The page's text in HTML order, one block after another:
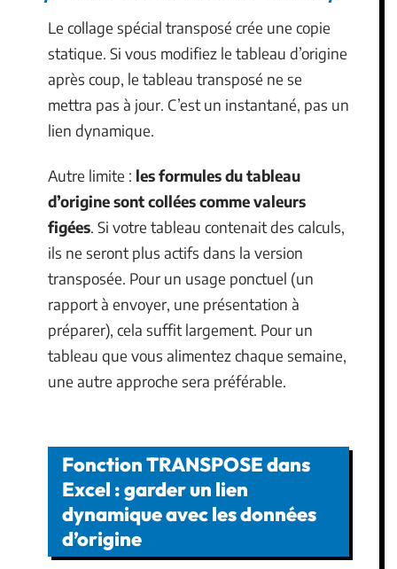
Le collage spécial transposé crée une copie
statique. Si vous modifiez le tableau d’origine
après coup, le tableau transposé ne se
mettra pas à jour. C’est un instantané, pas un
lien dynamique.
Autre limite : les formules du tableau
d’origine sont collées comme valeurs
figées. Si votre tableau contenait des calculs,
ils ne seront plus actifs dans la version
transposée. Pour un usage ponctuel (un
rapport à envoyer, une présentation à
préparer), cela suffit largement. Pour un
tableau que vous alimentez chaque semaine,
une autre approche sera préférable.
Fonction TRANSPOSE dans
Excel : garder un lien
dynamique avec les données
d’origine